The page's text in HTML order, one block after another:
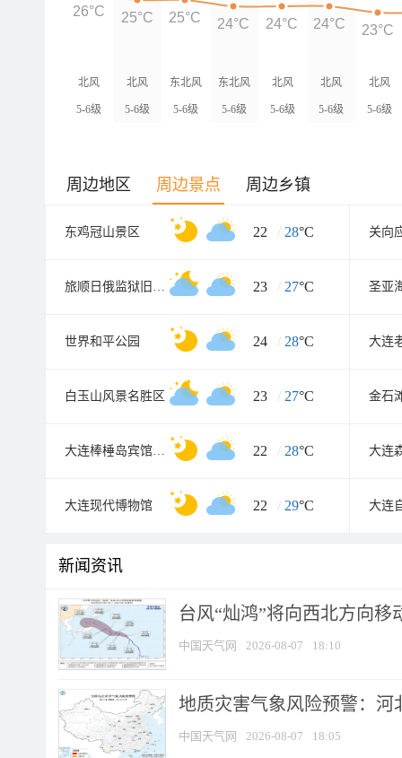
北风
5-6级
北风
5-6级
东北风
5-6级
东北风
5-6级
北风
5-6级
北风
5-6级
北风
5-6级
26°C 25°C 25°C 24°C 24°C 24°C 23°C
周边地区 周边景点 周边乡镇
东鸡冠山景区 22 / 28°C 关向
旅顺日俄监狱旧址博物馆 23 / 27°C 圣亚
世界和平公园 24 / 28°C
白玉山风景名胜区 23 / 27°C
大连棒棰岛宾馆景区 22 / 28°C 大连
大连现代博物馆 22 / 29°C 大连
新闻资讯
台风“灿鸿”将向西北方向移
中国天气网 2026-08-07 18:10
地质灾害气象风险预警：河
中国天气网 2026-08-07 18:05